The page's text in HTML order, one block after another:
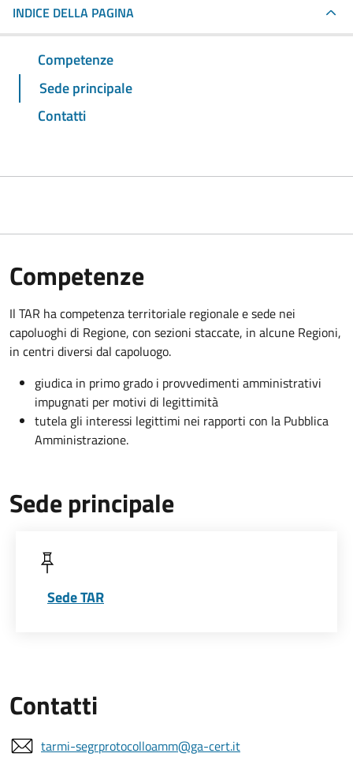
INDICE DELLA PAGINA
Competenze
Sede principale
Contatti
Competenze
Il TAR ha competenza territoriale regionale e sede nei
capoluoghi di Regione, con sezioni staccate, in alcune Regioni,
in centri diversi dal capoluogo.
giudica in primo grado i provvedimenti amministrativi
impugnati per motivi di legittimità
tutela gli interessi legittimi nei rapporti con la Pubblica
Amministrazione.
Sede principale
Sede TAR
Contatti
tarmi-segrprotocolloamm@ga-cert.it